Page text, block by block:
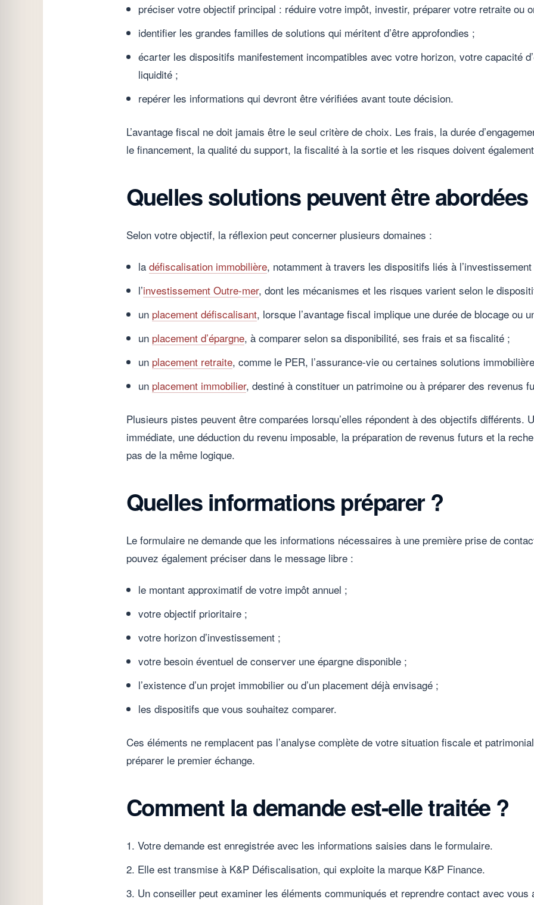
préciser votre objectif principal : réduire votre impôt, investir, préparer votre retraite ou
identifier les grandes familles de solutions qui méritent d’être approfondies ;
écarter les dispositifs manifestement incompatibles avec votre horizon, votre capacité
liquidité ;
repérer les informations qui devront être vérifiées avant toute décision.
L’avantage fiscal ne doit jamais être le seul critère de choix. Les frais, la durée
le financement, la qualité du support, la fiscalité à la sortie et les risques doivent
Quelles solutions peuvent être
Selon votre objectif, la réflexion peut concerner plusieurs domaines :
la défiscalisation immobilière, notamment à travers les dispositifs liés à
l’investissement Outre-mer, dont les mécanismes et les risques varient selon le
un placement défiscalisant, lorsque l’avantage fiscal implique une durée de blocage ou
un placement d’épargne, à comparer selon sa disponibilité, ses frais et sa fiscalité ;
un placement retraite, comme le PER, l’assurance-vie ou certaines solutions
un placement immobilier, destiné à constituer un patrimoine ou à préparer des revenus
Plusieurs pistes peuvent être comparées lorsqu’elles répondent à des objectifs différents.
immédiate, une déduction du revenu imposable, la préparation de revenus futurs et la
pas de la même logique.
Quelles informations préparer ?
Le formulaire ne demande que les informations nécessaires à une première prise de
pouvez également préciser dans le message libre :
le montant approximatif de votre impôt annuel ;
votre objectif prioritaire ;
votre horizon d’investissement ;
votre besoin éventuel de conserver une épargne disponible ;
l’existence d’un projet immobilier ou d’un placement déjà envisagé ;
les dispositifs que vous souhaitez comparer.
Ces éléments ne remplacent pas l’analyse complète de votre situation fiscale et
préparer le premier échange.
Comment la demande est-elle traitée ?
Votre demande est enregistrée avec les informations saisies dans le formulaire.
Elle est transmise à K&P Défiscalisation, qui exploite la marque K&P Finance.
Un conseiller peut examiner les éléments communiqués et reprendre contact avec